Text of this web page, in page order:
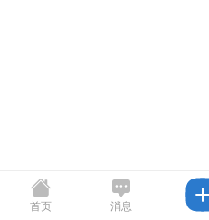
首页 消息